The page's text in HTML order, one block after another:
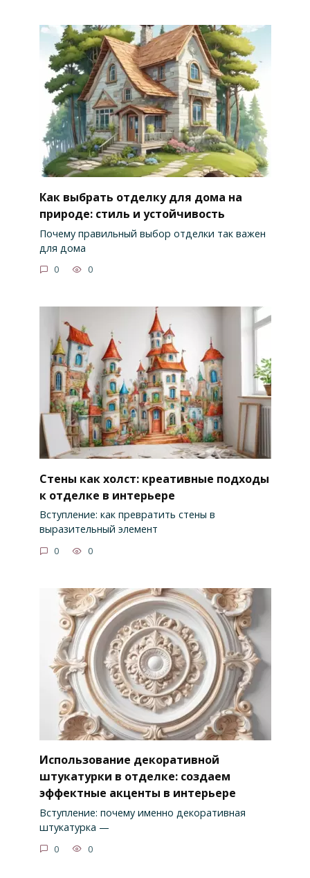
Как выбрать отделку для дома на
природе: стиль и устойчивость
Почему правильный выбор отделки так важен
для дома
0 0
Стены как холст: креативные подходы
к отделке в интерьере
Вступление: как превратить стены в
выразительный элемент
0 0
Использование декоративной
штукатурки в отделке: создаем
эффектные акценты в интерьере
Вступление: почему именно декоративная
штукатурка —
0 0